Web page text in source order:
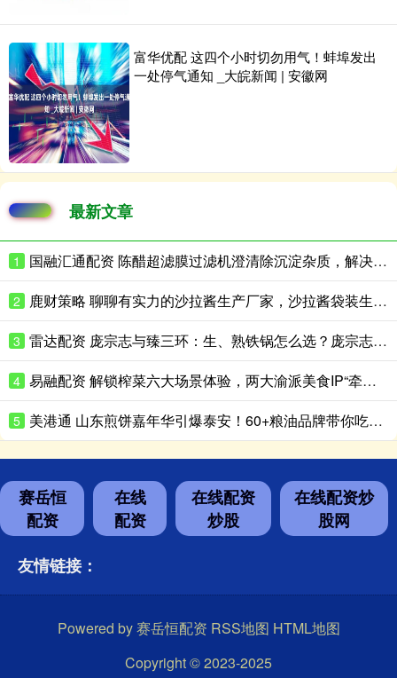
富华优配 这四个小时切勿用气！蚌埠发出
一处停气通知 _大皖新闻 | 安徽网
最新文章
1 国融汇通配资 陈醋超滤膜过滤机澄清除沉淀杂质，解决返浑难题
2 鹿财策略 聊聊有实力的沙拉酱生产厂家，沙拉酱袋装生产性价比高的推荐
3 雷达配资 庞宗志与臻三环：生、熟铁锅怎么选？庞宗志更适合日常家用
4 易融配资 解锁榨菜六大场景体验，两大渝派美食IP“牵手”成功
5 美港通 山东煎饼嘉年华引爆泰安！60+粮油品牌带你吃出新花样
赛岳恒
配资
在线
配资
在线配资
炒股
在线配资炒
股网
友情链接：
Powered by赛岳恒配资 RSS地图 HTML地图
Copyright© 2023-2025